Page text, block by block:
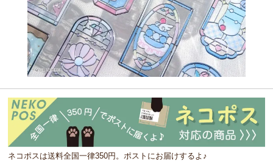
ネコポスは送料全国一律350円。ポストにお届けするよ♪